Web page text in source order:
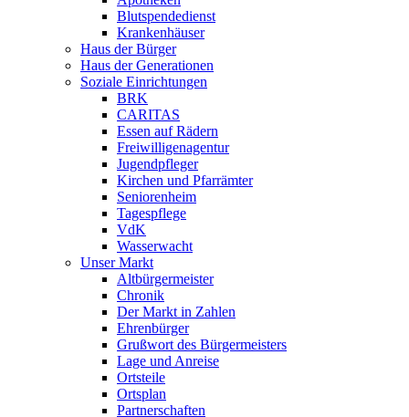
Blutspendedienst
Krankenhäuser
Haus der Bürger
Haus der Generationen
Soziale Einrichtungen
BRK
CARITAS
Essen auf Rädern
Freiwilligenagentur
Jugendpfleger
Kirchen und Pfarrämter
Seniorenheim
Tagespflege
VdK
Wasserwacht
Unser Markt
Altbürgermeister
Chronik
Der Markt in Zahlen
Ehrenbürger
Grußwort des Bürgermeisters
Lage und Anreise
Ortsteile
Ortsplan
Partnerschaften